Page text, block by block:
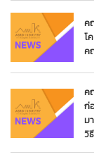
ค
โ
ค
ค
ก่
ม
วิ